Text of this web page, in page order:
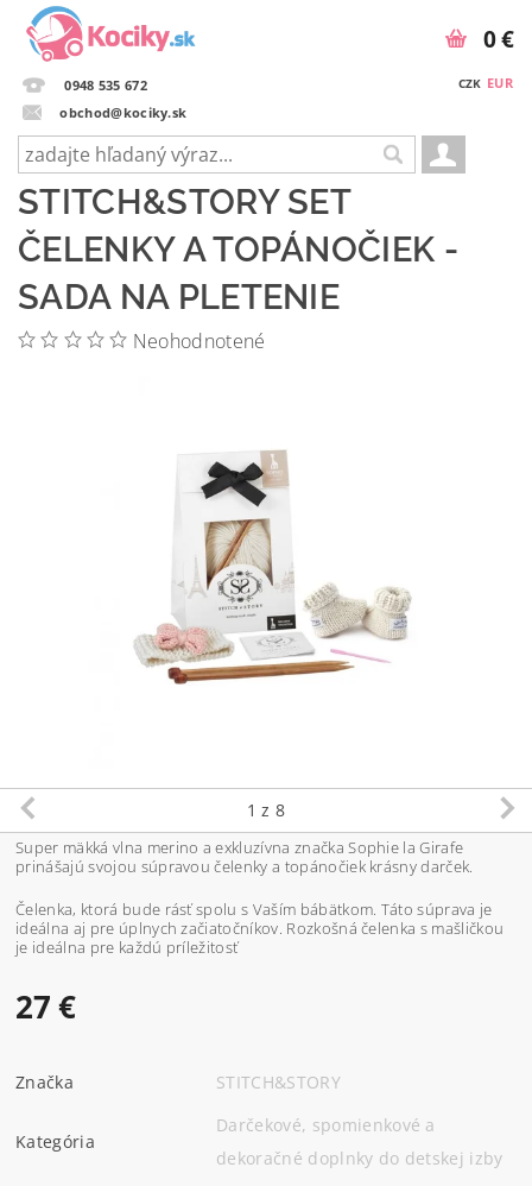
0948 535 672
obchod@kociky.sk
CZK EUR
0 €
STITCH&STORY SET
ČELENKY A TOPÁNOČIEK -
SADA NA PLETENIE
Neohodnotené
1 z 8
Super mäkká vlna merino a exkluzívna značka Sophie la Girafe
prinášajú svojou súpravou čelenky a topánočiek krásny darček.
Čelenka, ktorá bude rásť spolu s Vaším bábätkom. Táto súprava je
ideálna aj pre úplnych začiatočníkov. Rozkošná čelenka s mašličkou
je ideálna pre každú príležitosť
27 €
Značka STITCH&STORY
Kategória
Darčekové, spomienkové a
dekoračné doplnky do detskej izby